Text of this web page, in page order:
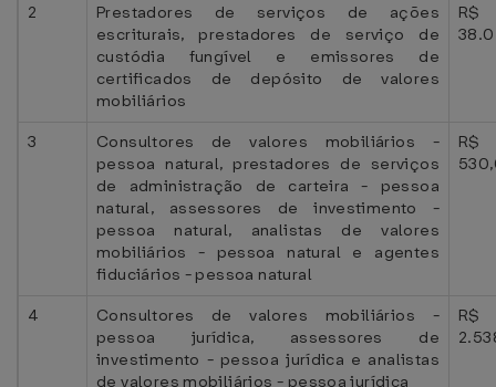
2
Prestadores de serviços de ações
escriturais, prestadores de serviço de
custódia fungível e emissores de
certificados de depósito de valores
mobiliários
R$
3
Consultores de valores mobiliários -
pessoa natural, prestadores de serviços
de administração de carteira - pessoa
natural, assessores de investimento -
pessoa natural, analistas de valores
mobiliários - pessoa natural e agentes
fiduciários - pessoa natural
R$
4
Consultores de valores mobiliários -
pessoa jurídica, assessores de
investimento - pessoa jurídica e analistas
de valores mobiliários - pessoa jurídica
R$